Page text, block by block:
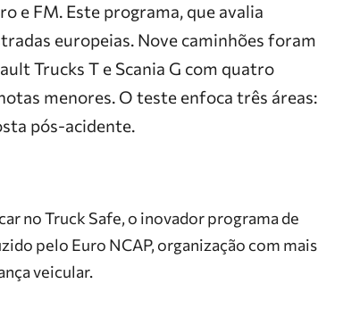
e FM. Este programa, que avalia
europeias. Nove caminhões foram
Trucks T e Scania G com quatro
menores. O teste enfoca três áreas:
pós-acidente.
no Truck Safe, o inovador programa de
pelo Euro NCAP, organização com mais
veicular.